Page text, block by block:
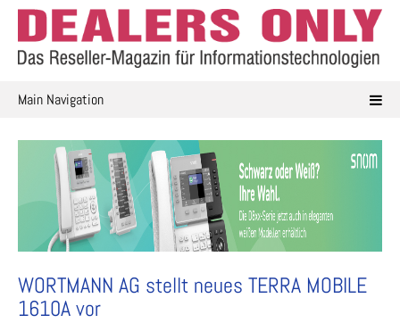
Skip
content
Main Navigation
WORTMANN AG stellt neues TERRA MOBILE
1610A vor